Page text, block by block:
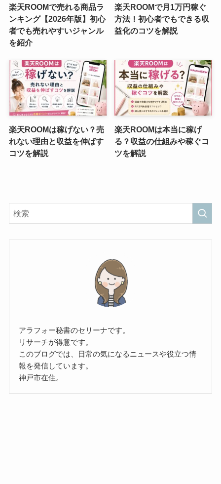
楽天ROOMで売れる商品ラ
ンキング【2026年版】初心
者でも売れやすいジャンル
を紹介
楽天ROOMで月1万円稼ぐ
方法！初心者でもできる収
益化のコツを解説
楽天ROOMは稼げない？売
れない理由と収益を伸ばす
コツを解説
楽天ROOMは本当に稼げ
る？収益の仕組みや稼ぐコ
ツを解説
アラフォー秘書のセリーナです。
リサーチが得意です。
このブログでは、日常の気になるニュースや役立つ情
報を発信しています。
神戸市在住。